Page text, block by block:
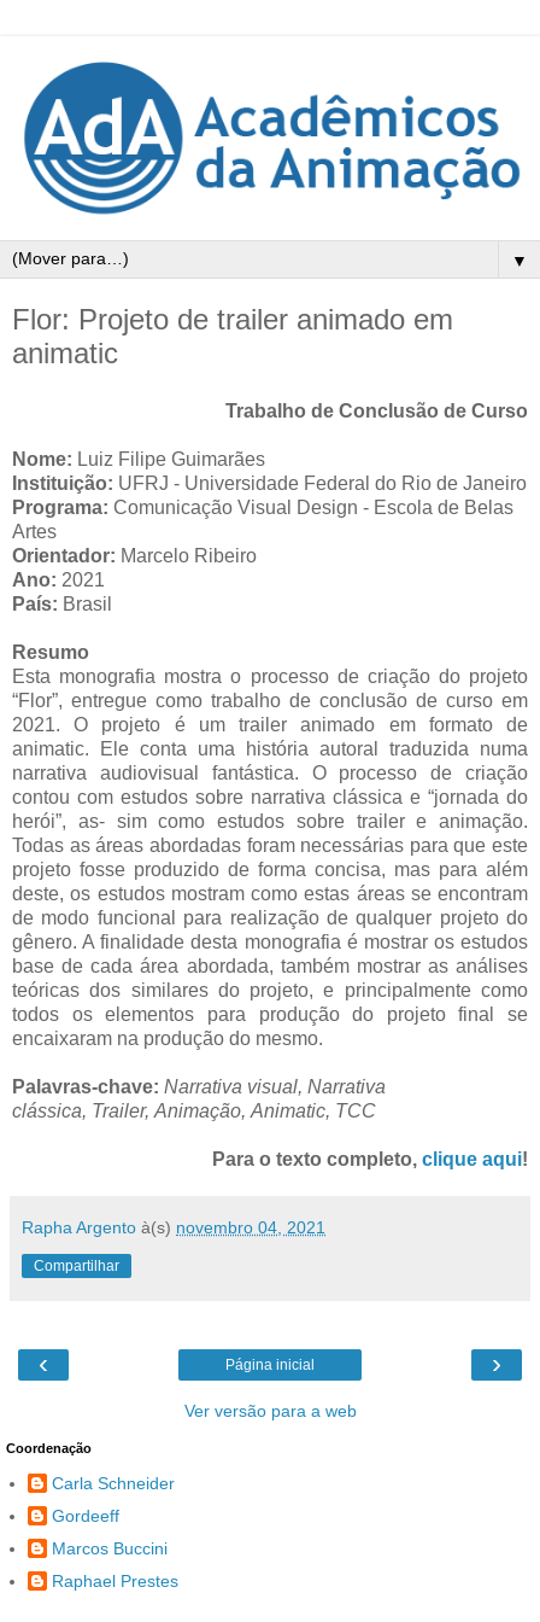
▼
Flor: Projeto de trailer animado em
animatic
Trabalho de Conclusão de Curso
Nome: Luiz Filipe Guimarães
Instituição: UFRJ - Universidade Federal do Rio de Janeiro
Programa: Comunicação Visual Design - Escola de Belas
Artes
Orientador: Marcelo Ribeiro
Ano: 2021
País: Brasil
Resumo
Esta monografia mostra o processo de criação do projeto
“Flor”, entregue como trabalho de conclusão de curso em
2021. O projeto é um trailer animado em formato de
animatic. Ele conta uma história autoral traduzida numa
narrativa audiovisual fantástica. O processo de criação
contou com estudos sobre narrativa clássica e “jornada do
herói”, as- sim como estudos sobre trailer e animação.
Todas as áreas abordadas foram necessárias para que este
projeto fosse produzido de forma concisa, mas para além
deste, os estudos mostram como estas áreas se encontram
de modo funcional para realização de qualquer projeto do
gênero. A finalidade desta monografia é mostrar os estudos
base de cada área abordada, também mostrar as análises
teóricas dos similares do projeto, e principalmente como
todos os elementos para produção do projeto final se
encaixaram na produção do mesmo.
Palavras-chave: Narrativa visual, Narrativa
clássica, Trailer, Animação, Animatic, TCC
Para o texto completo, clique aqui!
Rapha Argento à(s) novembro 04, 2021
Compartilhar
‹ ›
Página inicial
Ver versão para a web
Coordenação
Carla Schneider
Gordeeff
Marcos Buccini
Raphael Prestes